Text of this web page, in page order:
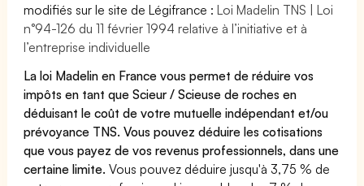
modifiés sur le site de Légifrance :Loi Madelin TNS | Loi
n°94-126 du 11 février 1994 relative à l’initiative et à
l’entreprise individuelle
La loi Madelin en France vous permet de réduire vos
impôts en tant que Scieur / Scieuse de roches en
déduisant le coût de votre mutuelle indépendant et/ou
prévoyance TNS. Vous pouvez déduire les cotisations
que vous payez de vos revenus professionnels, dans une
certaine limite.Vous pouvez déduire jusqu'à 3,75 % de